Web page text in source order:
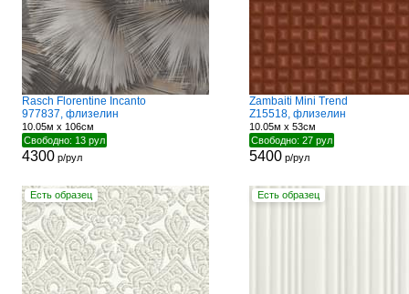
Rasch Florentine Incanto
977837, флизелин
10.05м x 106см
Свободно: 13 рул
4300р/рул
Zambaiti Mini Trend
Z15518, флизелин
10.05м x 53см
Свободно: 27 рул
5400р/рул
Есть образец Есть образец